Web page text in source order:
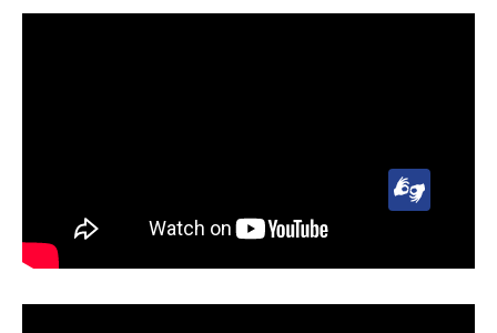
Lengua
de